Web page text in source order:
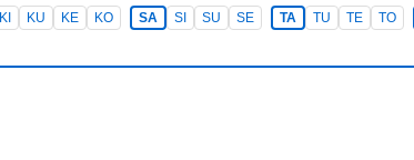
KI KU KE KO SA SI SU SE TA TU TE TO